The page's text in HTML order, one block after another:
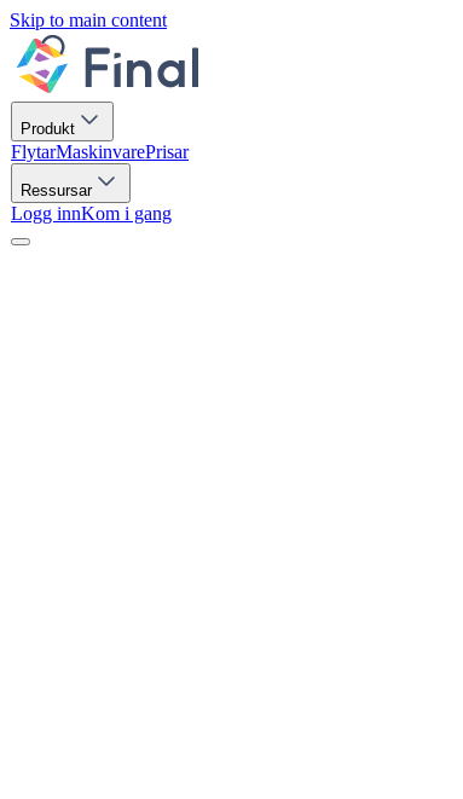
Skip to main content
Produkt
FlytarMaskinvarePrisar
Ressursar
Logg innKom i gang